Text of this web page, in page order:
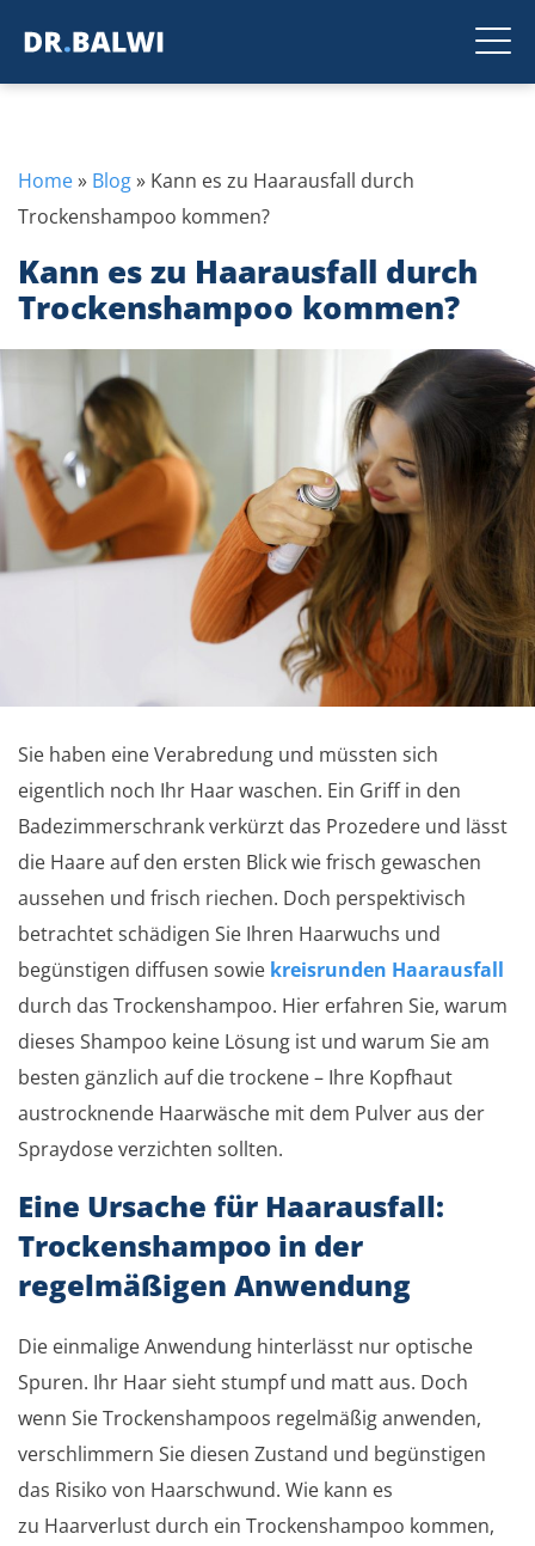
Home» Blog» Kann es zu Haarausfall durch
Trockenshampoo kommen?
Kann es zu Haarausfall durch
Trockenshampoo kommen?
Sie haben eine Verabredung und müssten sich
eigentlich noch Ihr Haar waschen. Ein Griff in den
Badezimmerschrank verkürzt das Prozedere und lässt
die Haare auf den ersten Blick wie frisch gewaschen
aussehen und frisch riechen. Doch perspektivisch
betrachtet schädigen Sie Ihren Haarwuchs und
begünstigen diffusen sowie kreisrunden Haarausfall
durch das Trockenshampoo. Hier erfahren Sie, warum
dieses Shampoo keine Lösung ist und warum Sie am
besten gänzlich auf die trockene – Ihre Kopfhaut
austrocknende Haarwäsche mit dem Pulver aus der
Spraydose verzichten sollten.
Eine Ursache für Haarausfall:
Trockenshampoo in der
regelmäßigen Anwendung
Die einmalige Anwendung hinterlässt nur optische
Spuren. Ihr Haar sieht stumpf und matt aus. Doch
wenn Sie Trockenshampoos regelmäßig anwenden,
verschlimmern Sie diesen Zustand und begünstigen
das Risiko von Haarschwund. Wie kann es
zu Haarverlust durch ein Trockenshampoo kommen,